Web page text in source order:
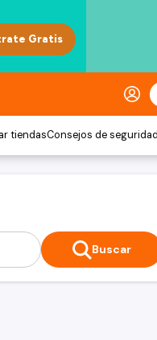
tiendasConsejos de seguridad
Buscar